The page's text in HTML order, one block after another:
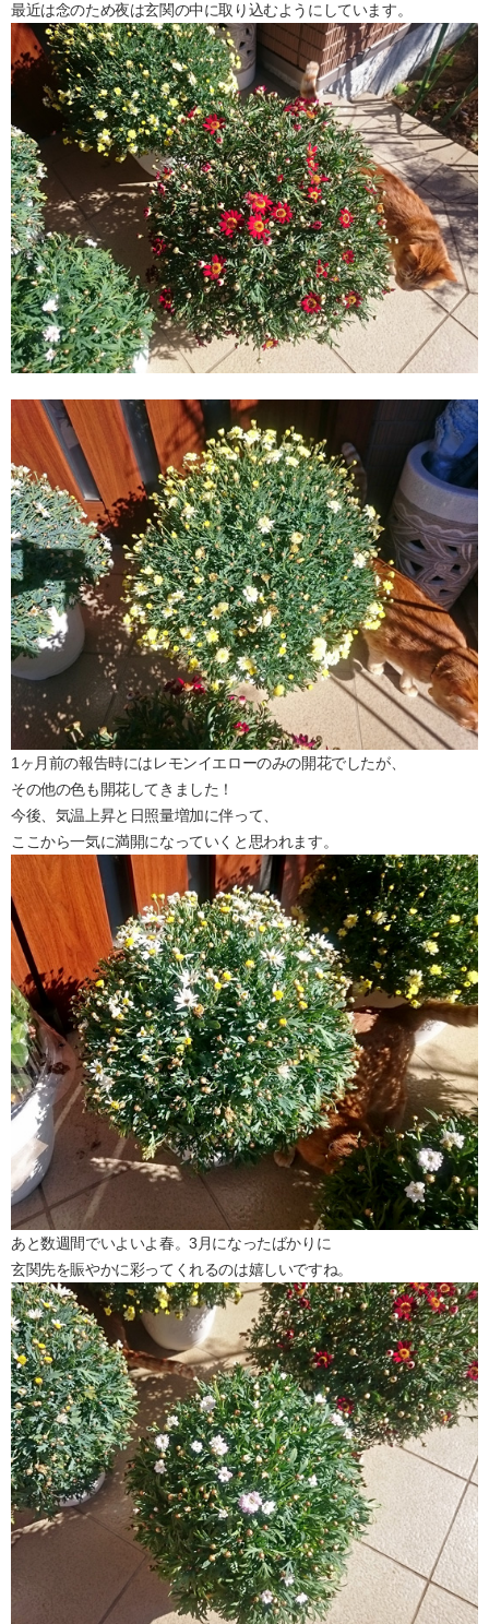
最近は念のため夜は玄関の中に取り込むようにしています。
1ヶ月前の報告時にはレモンイエローのみの開花でしたが、
その他の色も開花してきました！
今後、気温上昇と日照量増加に伴って、
ここから一気に満開になっていくと思われます。
あと数週間でいよいよ春。3月になったばかりに
玄関先を賑やかに彩ってくれるのは嬉しいですね。